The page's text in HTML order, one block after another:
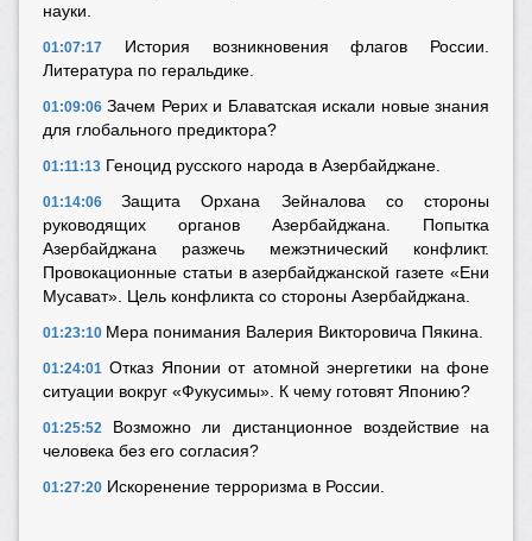
науки.
01:07:17
История возникновения флагов России.
Литература по геральдике.
01:09:06 Зачем Рерих и Блаватская искали новые знания
для глобального предиктора?
01:11:13 Геноцид русского народа в Азербайджане.
01:14:06
Защита Орхана Зейналова со стороны
руководящих органов Азербайджана. Попытка
Азербайджана разжечь межэтнический конфликт.
Провокационные статьи в азербайджанской газете «Ени
Мусават». Цель конфликта со стороны Азербайджана.
01:23:10 Мера понимания Валерия Викторовича Пякина.
01:24:01 Отказ Японии от атомной энергетики на фоне
ситуации вокруг «Фукусимы». К чему готовят Японию?
01:25:52 Возможно ли дистанционное воздействие на
человека без его согласия?
01:27:20 Искоренение терроризма в России.